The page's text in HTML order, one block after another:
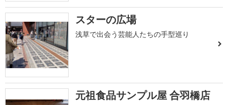
スターの広場
浅草で出会う芸能人たちの手型巡り
元祖食品サンプル屋 合羽橋店